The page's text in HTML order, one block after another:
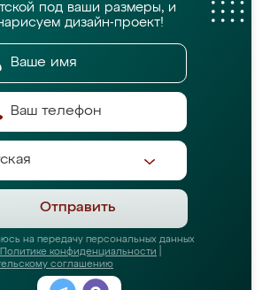
под ваши размеры, и
дизайн-проект!
Отправить
на передачу персональных данных
Политике конфиденциальности
соглашению